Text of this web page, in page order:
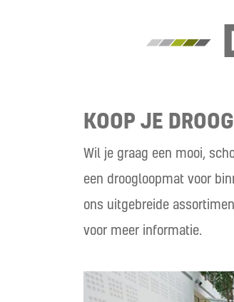
KOOP JE
Wil je graag een mooi,
een droogloopmat voor
ons uitgebreide
voor meer informatie.